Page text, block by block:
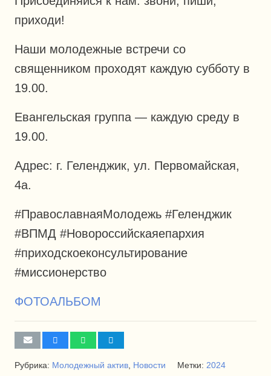
приходи!
Наши молодежные встречи со
священником проходят каждую субботу в
19.00.
Евангельская группа — каждую среду в
19.00.
Адрес: г. Геленджик, ул. Первомайская,
4а.
#ПравославнаяМолодежь #Геленджик
#ВПМД #Новороссийскаяепархия
#приходскоеконсультирование
#миссионерство
ФОТОАЛЬБОМ
Рубрика: Молодежный актив, Новости Метки:2024